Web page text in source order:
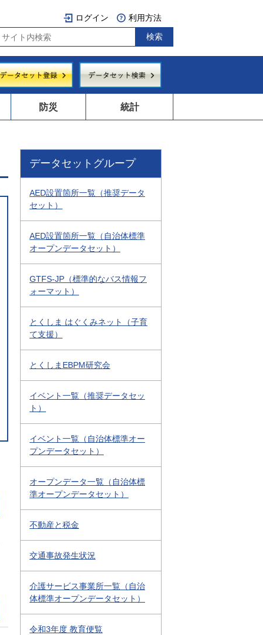
ログイン 利用方法
防災 統計
データセットグループ
AED設置箇所一覧（推奨データ
セット）
AED設置箇所一覧（自治体標準
オープンデータセット）
GTFS-JP（標準的なバス情報フ
ォーマット）
とくしま はぐくみネット（子育
て支援）
とくしまEBPM研究会
イベント一覧（推奨データセッ
ト）
イベント一覧（自治体標準オー
プンデータセット）
オープンデータ一覧（自治体標
準オープンデータセット）
不動産と税金
交通事故発生状況
介護サービス事業所一覧（自治
体標準オープンデータセット）
令和3年度 教育便覧